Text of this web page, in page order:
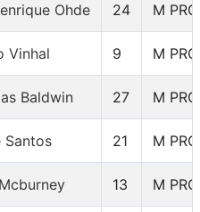
Ohde 24 M PRO
Vinhal 9 M PRO
Baldwin 27 M PRO
Santos 21 M PRO
13 M PRO